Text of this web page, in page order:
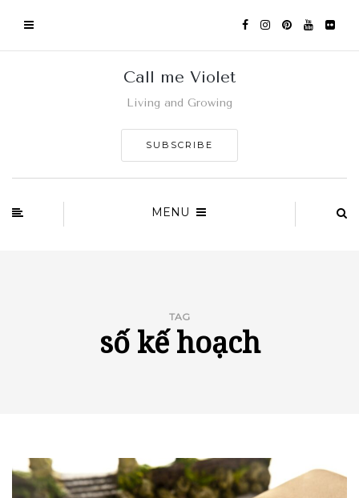
Call me Violet
Living and Growing
SUBSCRIBE
MENU
TAG
số kế hoạch